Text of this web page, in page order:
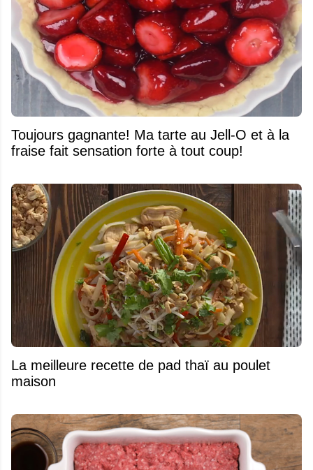
Toujours gagnante! Ma tarte au Jell-O et à la
fraise fait sensation forte à tout coup!
La meilleure recette de pad thaï au poulet
maison